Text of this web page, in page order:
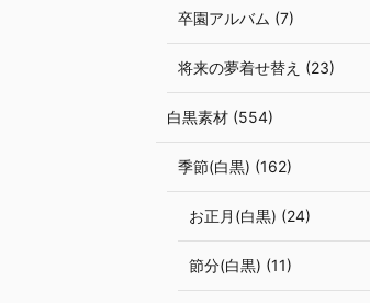
卒園アルバム (7)
将来の夢着せ替え (23)
白黒素材 (554)
季節(白黒) (162)
お正月(白黒) (24)
節分(白黒) (11)